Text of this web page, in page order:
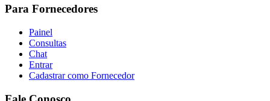
Para Fornecedores
Painel
Consultas
Chat
Entrar
Cadastrar como Fornecedor